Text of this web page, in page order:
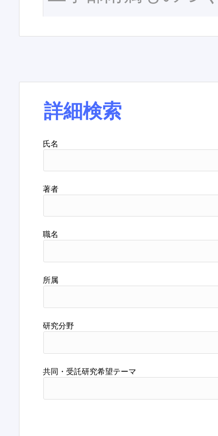
詳細検索
氏名
著者
職名
所属
研究分野
共同・受託研究希望テーマ